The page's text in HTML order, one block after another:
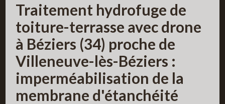
Traitement hydrofuge de
toiture-terrasse avec drone
à Béziers (34) proche de
Villeneuve-lès-Béziers :
imperméabilisation de la
membrane d'étanchéité